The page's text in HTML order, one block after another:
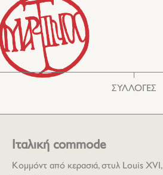
ΣΥΛΛΟΓΕΣ
Ιταλική commode
Kομμόντ από κερασιά, στυλ Louis XVI,